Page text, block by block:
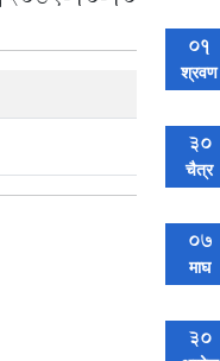
01
श्रवण
30
चैत्र
07
माघ
30